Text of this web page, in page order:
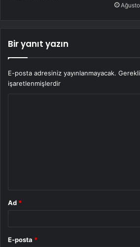
Bir yanıt yazın
E-posta adresiniz yayınlanmayacak.
işaretlenmişlerdir
Ad *
E-posta *